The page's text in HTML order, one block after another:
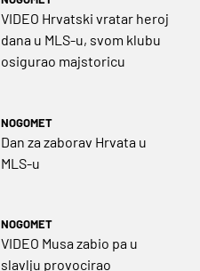
VIDEO Hrvatski vratar heroj
dana u MLS-u, svom klubu
osigurao majstoricu
NOGOMET
Dan za zaborav Hrvata u
MLS-u
NOGOMET
VIDEO Musa zabio pa u
slavlju provocirao